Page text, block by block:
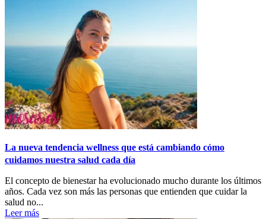
La nueva tendencia wellness que está cambiando cómo
cuidamos nuestra salud cada día
El concepto de bienestar ha evolucionado mucho durante los últimos
años. Cada vez son más las personas que entienden que cuidar la
salud no...
Leer más